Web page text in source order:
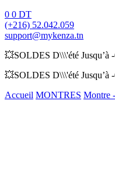
0 0 DT
(+216) 52.042.059
support@mykenza.tn
💥SOLDES D\\\'été Jusqu’à
💥SOLDES D\\\'été Jusqu’à
Accueil MONTRES Montre